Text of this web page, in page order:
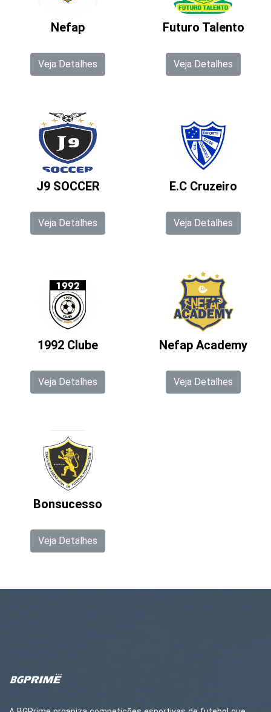
Nefap
Veja Detalhes
Futuro Talento
Veja Detalhes
J9 SOCCER
Veja Detalhes
E.C Cruzeiro
Veja Detalhes
1992 Clube
Veja Detalhes
Nefap Academy
Veja Detalhes
Bonsucesso
Veja Detalhes